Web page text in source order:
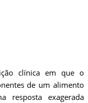
clínica em que o
de um alimento
resposta exagerada